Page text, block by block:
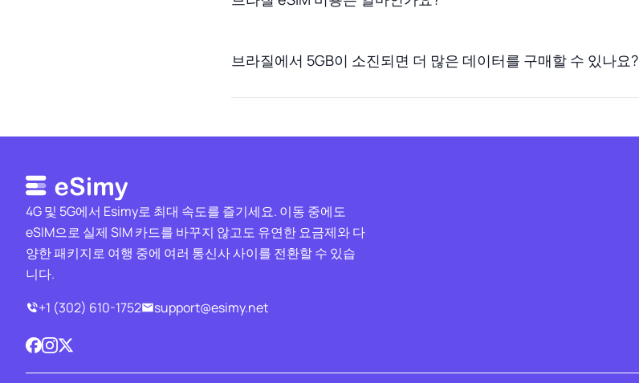
브라질에서 5GB이 소진되면 더 많은 데이터를 구매할 수 있나요?
4G 및 5G에서 Esimy로 최대 속도를 즐기세요. 이동 중에도
eSIM으로 실제 SIM 카드를 바꾸지 않고도 유연한 요금제와 다
양한 패키지로 여행 중에 여러 통신사 사이를 전환할 수 있습
니다.
+1 (302) 610-1752
support@esimy.net